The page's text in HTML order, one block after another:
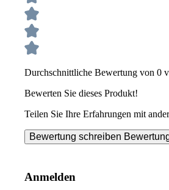
Durchschnittliche Bewertung von 0
Bewerten Sie dieses Produkt!
Teilen Sie Ihre Erfahrungen mit
Bewertung schreiben
Anmelden